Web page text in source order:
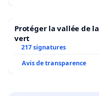
Protéger la vallée de
vert
217 signatures
Avis de transparence